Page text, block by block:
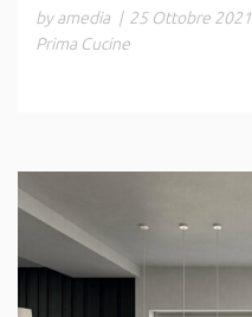
by amedia | 25 Ottobre 2021
Prima Cucine